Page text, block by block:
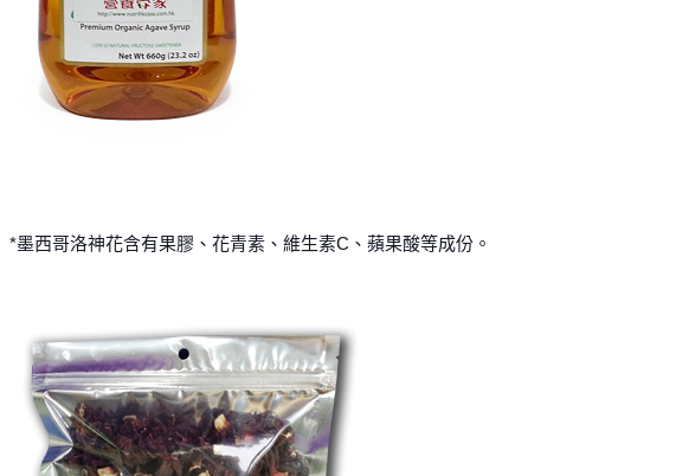
*墨西哥洛神花含有果膠、花青素、維生素C、蘋果酸等成份。